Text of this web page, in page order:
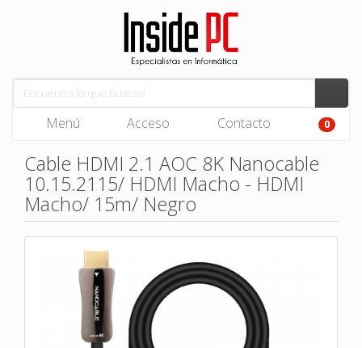
Menú Acceso Contacto 0
Cable HDMI 2.1 AOC 8K Nanocable
10.15.2115/ HDMI Macho - HDMI
Macho/ 15m/ Negro